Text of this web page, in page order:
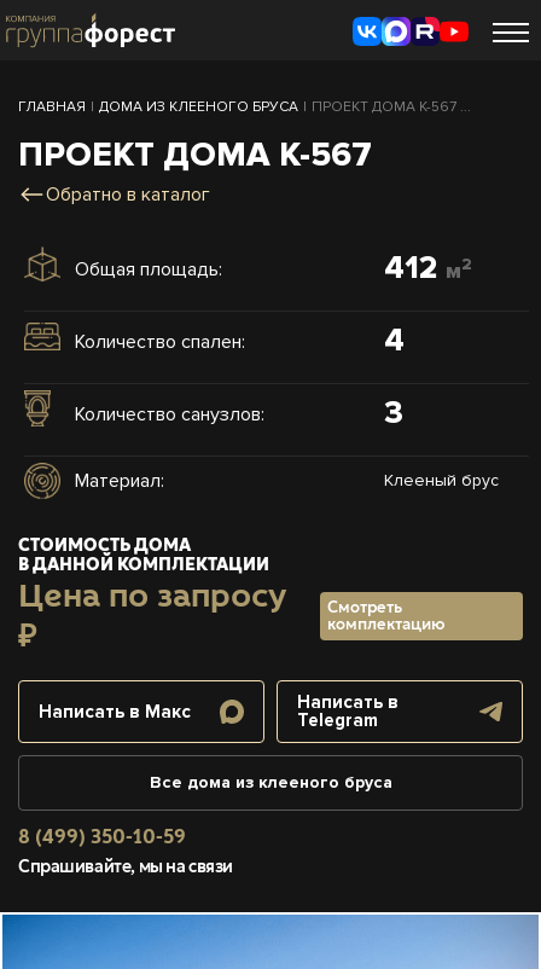
ГЛАВНАЯ | ДОМА ИЗ КЛЕЕНОГО БРУСА | ПРОЕКТ ДОМА К-567 ...
ПРОЕКТ ДОМА К-567
Обратно в каталог
Общая площадь: 412 м2
Количество спален: 4
Количество санузлов: 3
Материал: Клееный брус
СТОИМОСТЬ ДОМА
В ДАННОЙ КОМПЛЕКТАЦИИ
Цена по запросу
₽
Смотреть
комплектацию
Написать в Макс
Написать в
Telegram
Все дома из клееного бруса
8 (499) 350-10-59
Спрашивайте, мы на связи